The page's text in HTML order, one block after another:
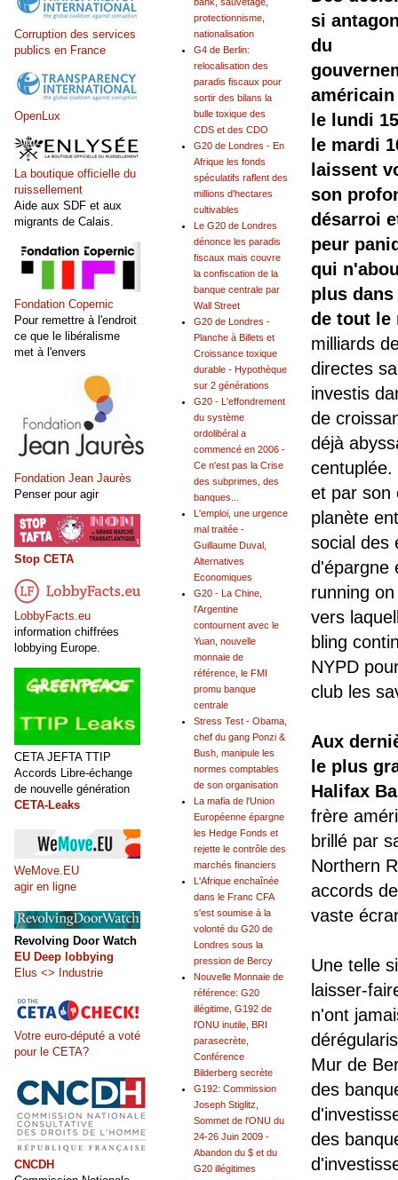
si
du
le lundi
le mardi
laissent
son
désarroi
peur
qui
plus
de tout le
milliards
directes
investis
de
déjà
et par son
planète
social des
d'épargne
running
vers
bling
NYPD
club les
Aux
le plus
Halifax
frère
brillé par
Northern
accords
vaste
Une telle
laisser-
n'ont
Mur de
des
des
protectionnisme,
nationalisation
G4 de Berlin:
relocalisation des
paradis fiscaux pour
sortir des bilans la
bulle toxique des
CDS et des CDO
G20 de Londres - En
Afrique les fonds
spéculatifs raflent des
millions d'hectares
cultivables
Le G20 de Londres
dénonce les paradis
fiscaux mais couvre
la confiscation de la
banque centrale par
Wall Street
G20 de Londres -
Planche à Billets et
Croissance toxique
durable - Hypothèque
sur 2 générations
G20 - L'effondrement
du système
ordolibéral a
commencé en 2006 -
Ce n'est pas la Crise
des subprimes, des
banques...
L'emploi, une urgence
mal traitée -
Guillaume Duval,
Alternatives
Economiques
G20 - La Chine,
l'Argentine
contournent avec le
Yuan, nouvelle
monnaie de
référence, le FMI
promu banque
centrale
Stress Test - Obama,
chef du gang Ponzi &
Bush, manipule les
normes comptables
de son organisation
La mafia de l'Union
Européenne épargne
les Hedge Fonds et
rejette le contrôle des
marchés financiers
L'Afrique enchaînée
dans le Franc CFA
s'est soumise à la
volonté du G20 de
Londres sous la
pression de Bercy
Nouvelle Monnaie de
référence: G20
illégitime, G192 de
l'ONU inutile, BRI
parasecrète,
Conférence
Bilderberg secrète
G192: Commission
Joseph Stiglitz,
Sommet de l'ONU du
24-26 Juin 2009 -
Abandon du $ et du
G20 illégitimes
Corruption des services
publics en France
OpenLux
La boutique officielle du
ruissellement
Aide aux SDF et aux
migrants de Calais.
Fondation Copernic
Pour remettre à l'endroit
ce que le libéralisme
met à l'envers
Fondation Jean Jaurès
Penser pour agir
Stop CETA
LobbyFacts.eu
information chiffrées
lobbying Europe.
CETA JEFTA TTIP
Accords Libre-échange
de nouvelle génération
CETA-Leaks
WeMove.EU
agir en ligne
Revolving Door Watch
EU Deep lobbying
Elus <> Industrie
Votre euro-député a voté
pour le CETA?
CNCDH